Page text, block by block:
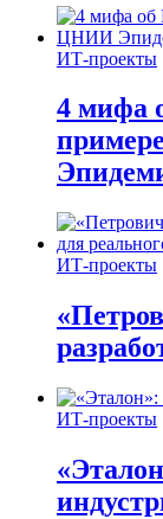
ИТ-проекты
4 мифа
ИТ-проекты
ИТ-проекты